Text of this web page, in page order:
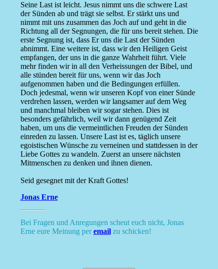
Seine Last ist leicht. Jesus nimmt uns die schwere Last
der Sünden ab und trägt sie selbst. Er stärkt uns und
nimmt mit uns zusammen das Joch auf und geht in die
Richtung all der Segnungen, die für uns bereit stehen. Die
erste Segnung ist, dass Er uns die Last der Sünden
abnimmt. Eine weitere ist, dass wir den Heiligen Geist
empfangen, der uns in die ganze Wahrheit führt. Viele
mehr finden wir in all den Verheissungen der Bibel, und
alle stünden bereit für uns, wenn wir das Joch
aufgenommen haben und die Bedingungen erfüllen.
Doch jedesmal, wenn wir unseren Kopf von einer Sünde
verdrehen lassen, werden wir langsamer auf dem Weg
und manchmal bleiben wir sogar stehen. Dies ist
besonders gefährlich, weil wir dann genügend Zeit
haben, um uns die vermeintlichen Freuden der Sünden
einreden zu lassen. Unsere Last ist es, täglich unsere
egoistischen Wünsche zu verneinen und stattdessen in der
Liebe Gottes zu wandeln. Zuerst an unsere nächsten
Mitmenschen zu denken und ihnen dienen.
Seid gesegnet mit der Kraft Gottes!
Jonas Erne
Bei Fragen und Anregungen scheut euch nicht, Jonas
Erne eure Meinung peremailzu schicken!